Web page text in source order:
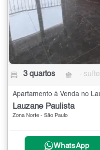
3 quartos - suíte
Lauzane Paulista
Zona Norte - São Paulo
WhatsApp